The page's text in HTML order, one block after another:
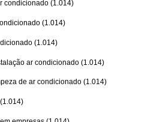
condicionado (1.014)
(1.014)
(1.014)
ar condicionado (1.014)
de ar condicionado (1.014)
(1.014)